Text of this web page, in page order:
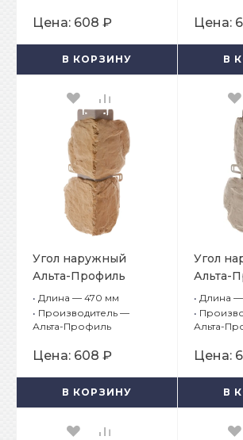
Цена: 608 ₽
В КОРЗИНУ
Цена:
В
Угол наружный
Альта-Профиль
Бутовый камень
Греческий
• Длина — 470 мм
• Производитель —
Альта-Профиль
Цена: 608 ₽
В КОРЗИНУ
Угол
Альта-
• Длина
•
Альта-
Цена:
В